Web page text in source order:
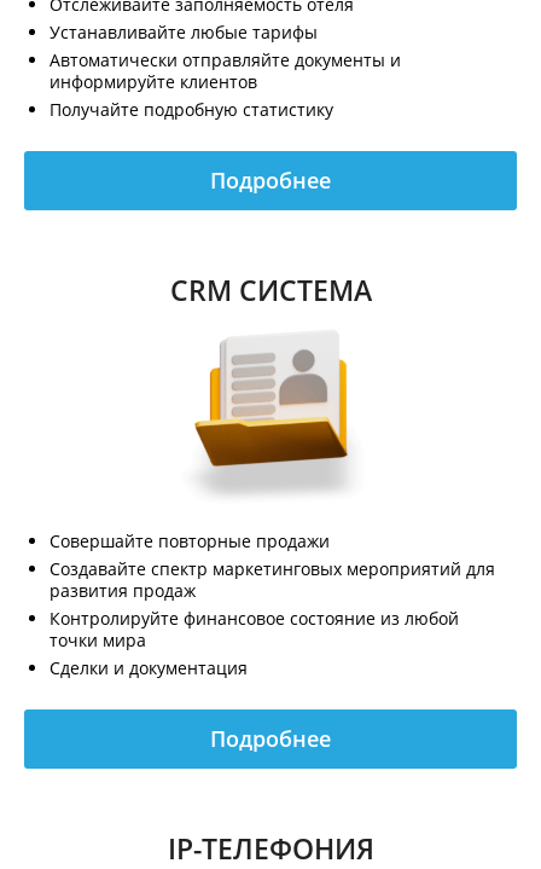
Устанавливайте любые тарифы
Автоматически отправляйте документы и
информируйте клиентов
Получайте подробную статистику
Подробнее
CRM СИСТЕМА
Совершайте повторные продажи
Создавайте спектр маркетинговых мероприятий для
развития продаж
Контролируйте финансовое состояние из любой
точки мира
Сделки и документация
Подробнее
IP-ТЕЛЕФОНИЯ